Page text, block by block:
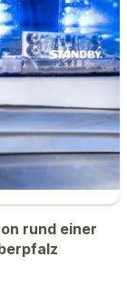
rund einer